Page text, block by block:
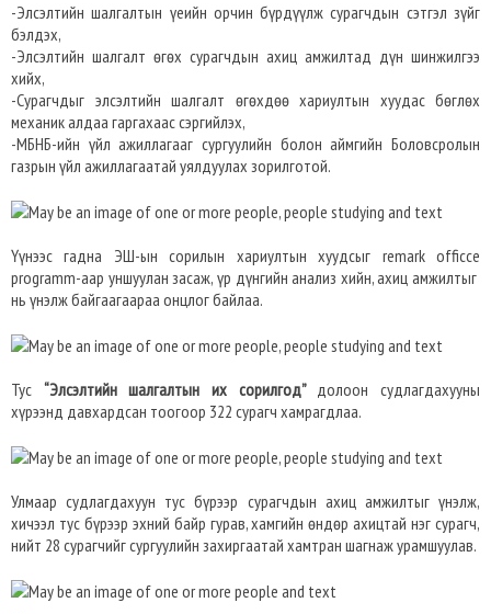
-Элсэлтийн шалгалтын үеийн орчин бүрдүүлж сурагчдын сэтгэл зүйг
бэлдэх,
-Элсэлтийн шалгалт өгөх сурагчдын ахиц амжилтад дүн шинжилгээ
хийх,
-Сурагчдыг элсэлтийн шалгалт өгөхдөө хариултын хуудас бөглөх
механик алдаа гаргахаас сэргийлэх,
-МБНБ-ийн үйл ажиллагааг сургуулийн болон аймгийн Боловсролын
газрын үйл ажиллагаатай уялдуулах зорилготой.
Үүнээс гадна ЭШ-ын сорилын хариултын хуудсыг remark officce
programm-аар уншуулан засаж, үр дүнгийн анализ хийн, ахиц амжилтыг
нь үнэлж байгаагаараа онцлог байлаа.
Тус “Элсэлтийн шалгалтын их сорилгод” долоон судлагдахууны
хүрээнд давхардсан тоогоор 322 сурагч хамрагдлаа.
Улмаар судлагдахуун тус бүрээр сурагчдын ахиц амжилтыг үнэлж,
хичээл тус бүрээр эхний байр гурав, хамгийн өндөр ахицтай нэг сурагч,
нийт 28 сурагчийг сургуулийн захиргаатай хамтран шагнаж урамшуулав.